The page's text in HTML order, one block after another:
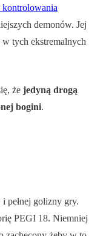
kontrolowania
demonów. Jej
tych ekstremalnych
że jedyną drogą
bogini.
i pełnej golizny gry.
PEGI 18. Niemniej